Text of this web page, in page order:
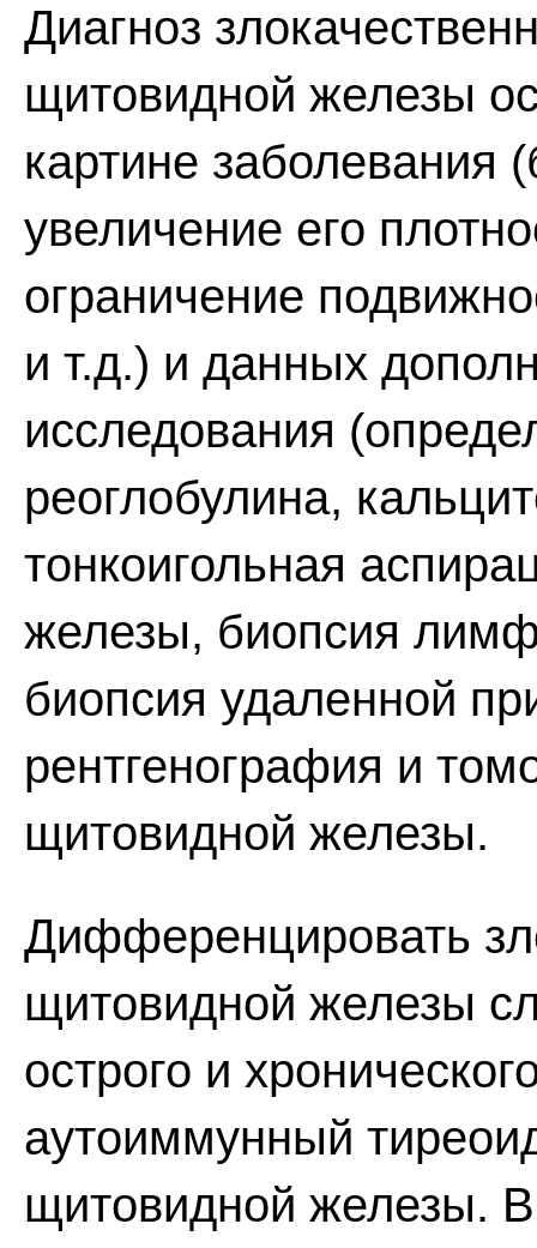
Диагноз
щитовидной железы
картине заболевания
увеличение его
ограничение
и т.д.) и данных
исследования
реоглобулина,
тонкоигольная
железы, биопсия
биопсия удаленной
рентгенография и
щитовидной железы.
Дифференцировать
щитовидной железы
острого и
аутоиммунный
щитовидной железы. В